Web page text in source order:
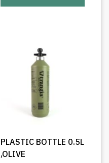
PLASTIC BOTTLE 0.5L
,OLIVE